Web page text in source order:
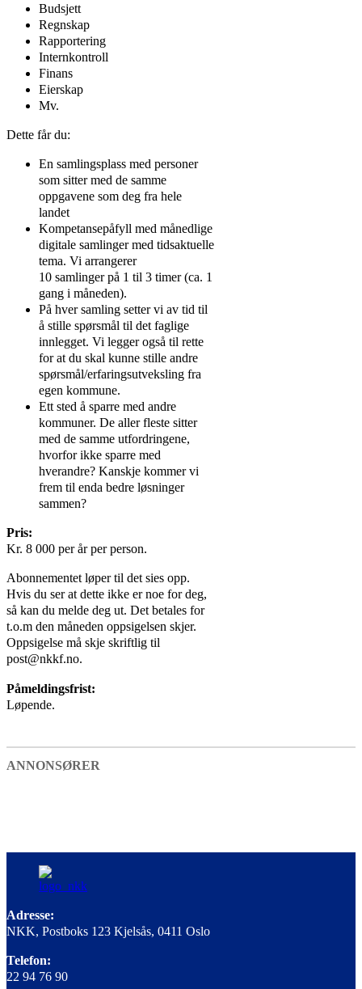
Budsjett
Regnskap
Rapportering
Internkontroll
Finans
Eierskap
Mv.
Dette får du:
En samlingsplass med personer
som sitter med de samme
oppgavene som deg fra hele
landet
Kompetansepåfyll med månedlige
digitale samlinger med tidsaktuelle
tema. Vi arrangerer
10 samlinger på 1 til 3 timer (ca. 1
gang i måneden).
På hver samling setter vi av tid til
å stille spørsmål til det faglige
innlegget. Vi legger også til rette
for at du skal kunne stille andre
spørsmål/erfaringsutveksling fra
egen kommune.
Ett sted å sparre med andre
kommuner. De aller fleste sitter
med de samme utfordringene,
hvorfor ikke sparre med
hverandre? Kanskje kommer vi
frem til enda bedre løsninger
sammen?
Pris:
Kr. 8 000 per år per person.
Abonnementet løper til det sies opp.
Hvis du ser at dette ikke er noe for deg,
så kan du melde deg ut. Det betales for
t.o.m den måneden oppsigelsen skjer.
Oppsigelse må skje skriftlig til
post@nkkf.no.
Påmeldingsfrist:
Løpende.
ANNONSØRER
Adresse:
NKK, Postboks 123 Kjelsås, 0411 Oslo
Telefon:
22 94 76 90